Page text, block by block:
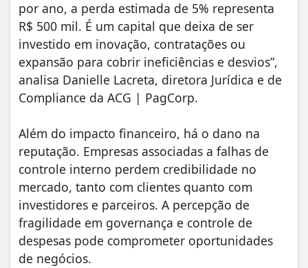
por ano, a perda estimada de 5% representa
R$ 500 mil. É um capital que deixa de ser
investido em inovação, contratações ou
expansão para cobrir ineficiências e desvios”,
analisa Danielle Lacreta, diretora Jurídica e de
Compliance da ACG | PagCorp.
Além do impacto financeiro, há o dano na
reputação. Empresas associadas a falhas de
controle interno perdem credibilidade no
mercado, tanto com clientes quanto com
investidores e parceiros. A percepção de
fragilidade em governança e controle de
despesas pode comprometer oportunidades
de negócios.